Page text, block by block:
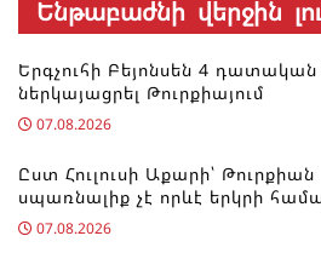
Ենթաբաժնի վերջին
Երգչուհի Բեյոնսեն ​​4 դատական
ներկայացրել Թուրքիայում
07.08.2026
Ըստ Հուլուսի Աքարի՝ Թուրքիան
սպառնալիք չէ որևէ երկրի
07.08.2026